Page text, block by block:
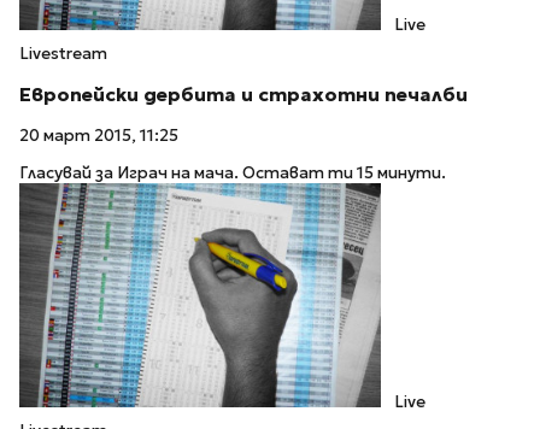
Live
Livestream
Европейски дербита и страхотни печалби
20 март 2015, 11:25
Гласувай за Играч на мача. Остават ти 15 минути.
Live